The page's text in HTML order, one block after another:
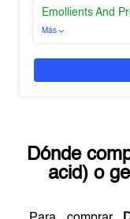
Emollients And
Más
Dónde
acid) o